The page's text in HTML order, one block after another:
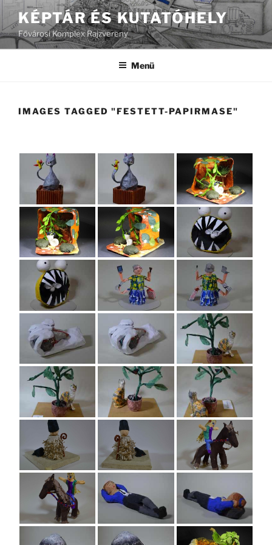
Tartalomhoz
KÉPTÁR ÉS KUTATÓHELY
Fővárosi Komplex Rajzvereny
Menü
IMAGES TAGGED "FESTETT-PAPIRMASE"